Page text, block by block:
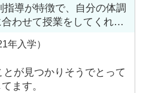
指導が特徴で、自分の体調
わせて授業をしてくれま
年入学）
とが見つかりそうでとって
ます。